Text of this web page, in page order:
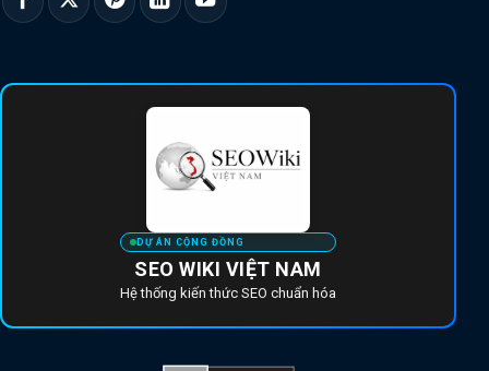
DỰ ÁN CỘNG ĐỒNG
SEO WIKI VIỆT NAM
Hệ thống kiến thức SEO chuẩn hóa